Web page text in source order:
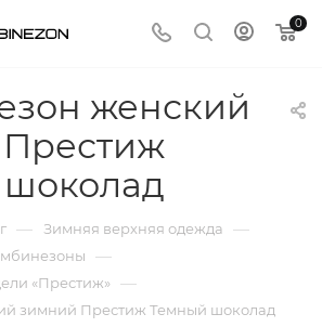
0
женский
— Зимняя верхняя одежда —
—
«Престиж» —
зимний Престиж Темный шоколад